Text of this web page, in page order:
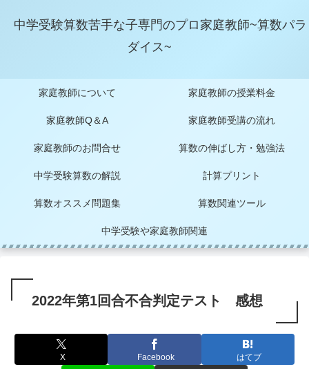
中学受験算数苦手な子専門のプロ家庭教師~算数パラ
ダイス~
家庭教師について 家庭教師の授業料金
家庭教師Q＆A 家庭教師受講の流れ
家庭教師のお問合せ 算数の伸ばし方・勉強法
中学受験算数の解説 計算プリント
算数オススメ問題集 算数関連ツール
中学受験や家庭教師関連
2022年第1回合不合判定テスト 感想
X Facebook はてブ